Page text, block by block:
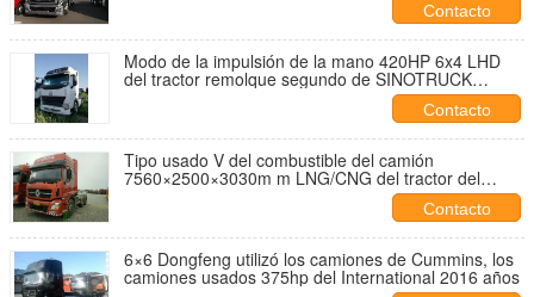
Contacto
Modo de la impulsión de la mano 420HP 6x4 LHD
del tractor remolque segundo de SINOTRUCK
Contacto
Tipo usado V del combustible del camión
7560×2500×3030m m LNG/CNG del tractor del
Contacto
6×6 Dongfeng utilizó los camiones de Cummins, los
camiones usados 375hp del International 2016 años